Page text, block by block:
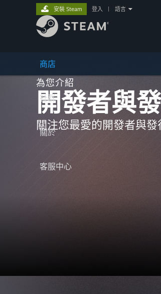
商店
社群
關於
客服中心
安裝 Steam 登入 語言
為您介紹
開發者與
關注您最愛的開發者與